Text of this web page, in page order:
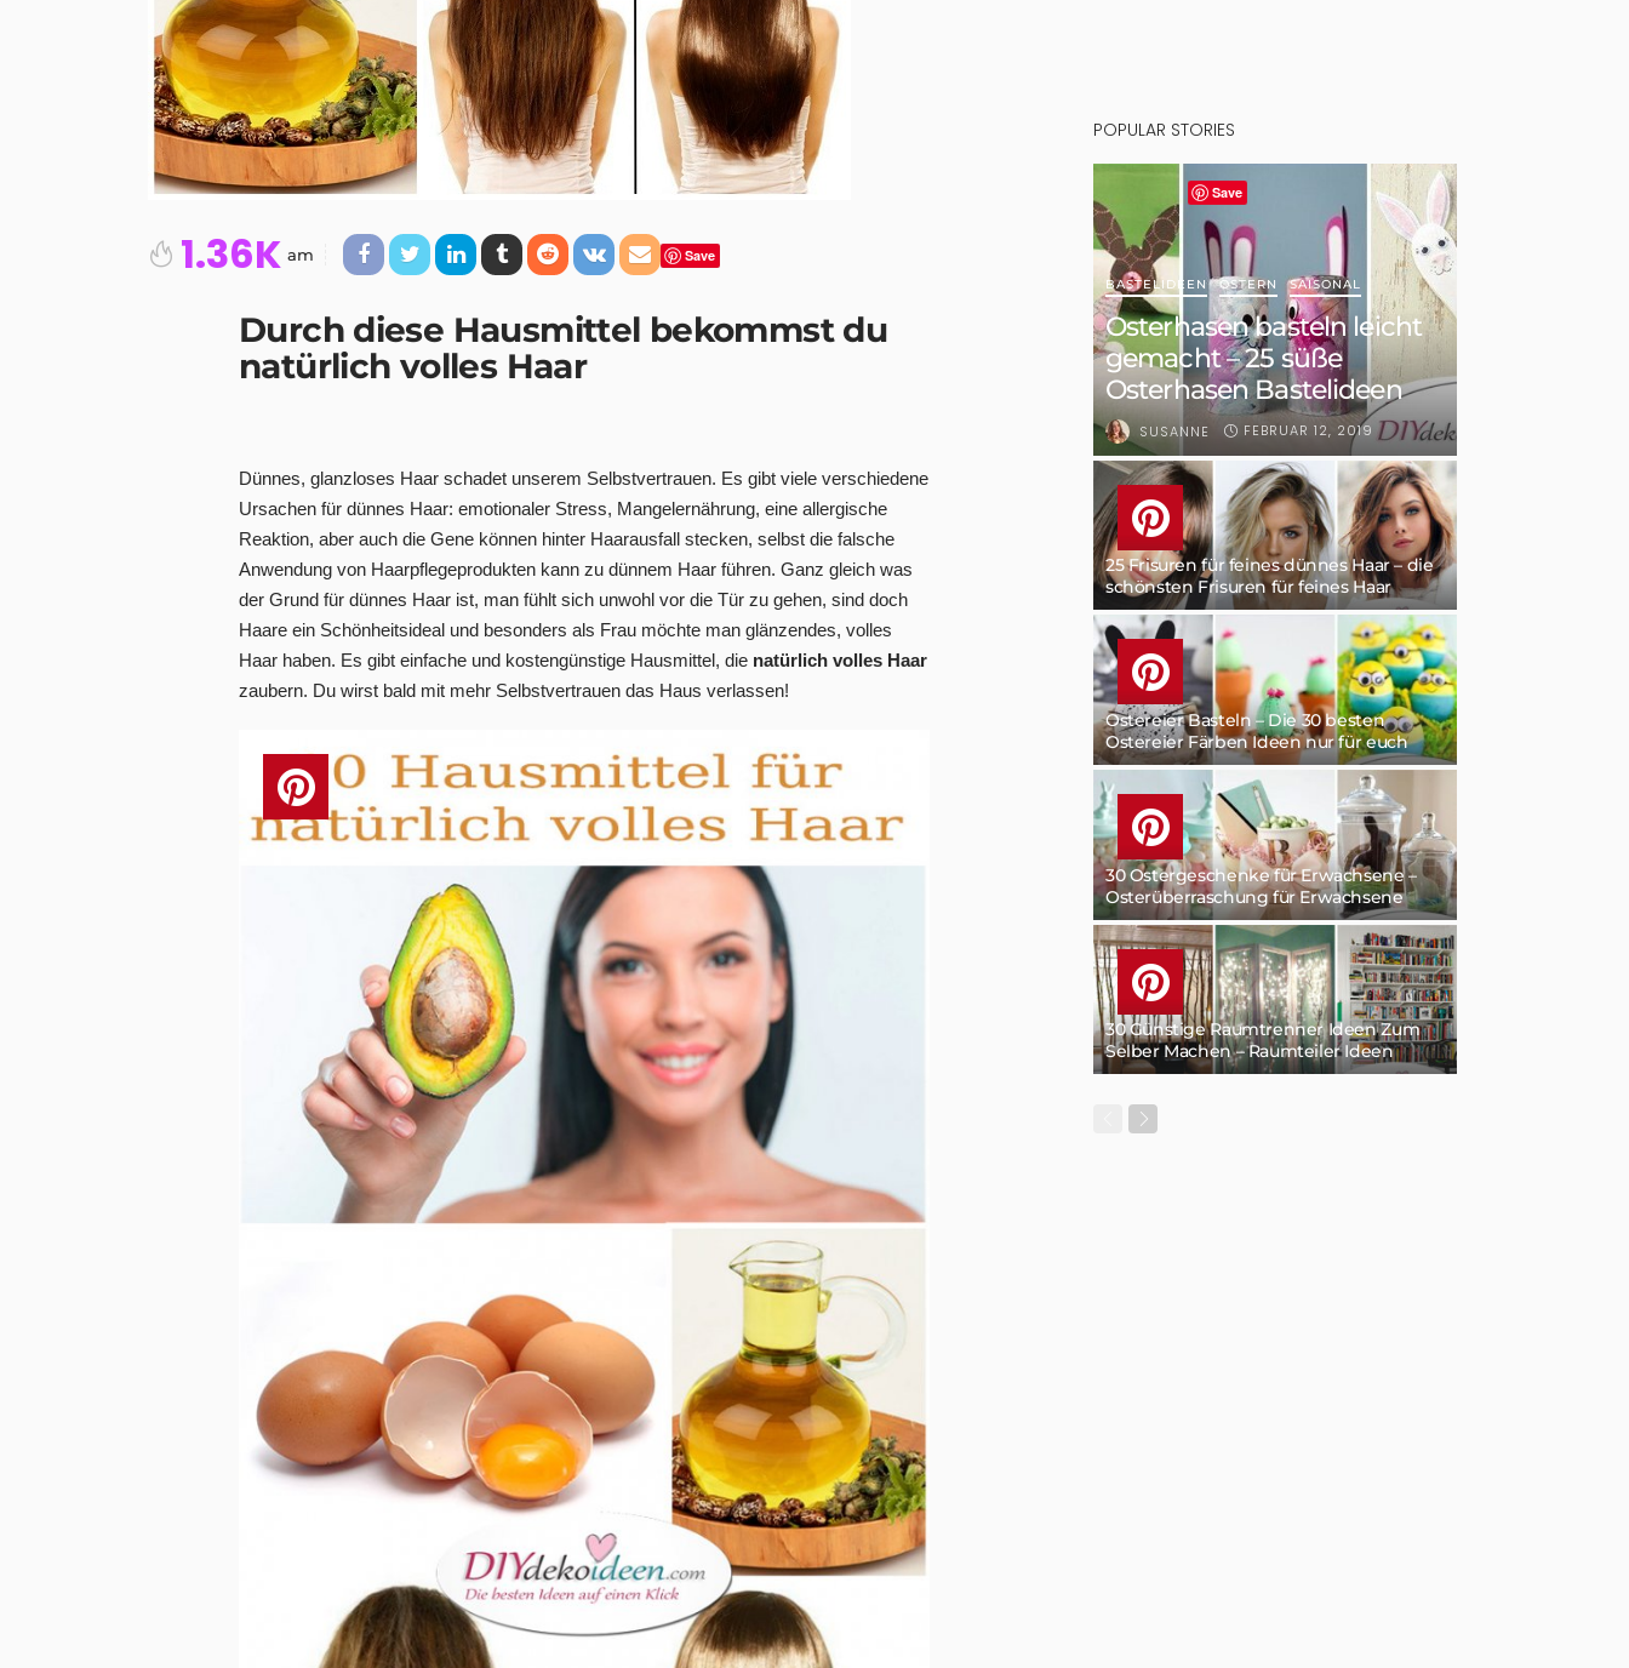
1.36K am Save
Durch diese Hausmittel bekommst du
natürlich volles Haar
Dünnes, glanzloses Haar schadet unserem Selbstvertrauen. Es gibt viele verschiedene
Ursachen für dünnes Haar: emotionaler Stress, Mangelernährung, eine allergische
Reaktion, aber auch die Gene können hinter Haarausfall stecken, selbst die falsche
Anwendung von Haarpflegeprodukten kann zu dünnem Haar führen. Ganz gleich was
der Grund für dünnes Haar ist, man fühlt sich unwohl vor die Tür zu gehen, sind doch
Haare ein Schönheitsideal und besonders als Frau möchte man glänzendes, volles
Haar haben. Es gibt einfache und kostengünstige Hausmittel, die natürlich volles Haar
zaubern. Du wirst bald mit mehr Selbstvertrauen das Haus verlassen!
POPULAR STORIES
Save
BASTELIDEEN OSTERN SAISONAL
Osterhasen basteln leicht
gemacht – 25 süße
Osterhasen Bastelideen
SUSANNE FEBRUAR 12, 2019
25 Frisuren für feines dünnes Haar – die
schönsten Frisuren für feines Haar
Ostereier Basteln – Die 30 besten
Ostereier Färben Ideen nur für euch
30 Ostergeschenke für Erwachsene –
Osterüberraschung für Erwachsene
30 Günstige Raumtrenner Ideen Zum
Selber Machen – Raumteiler Ideen